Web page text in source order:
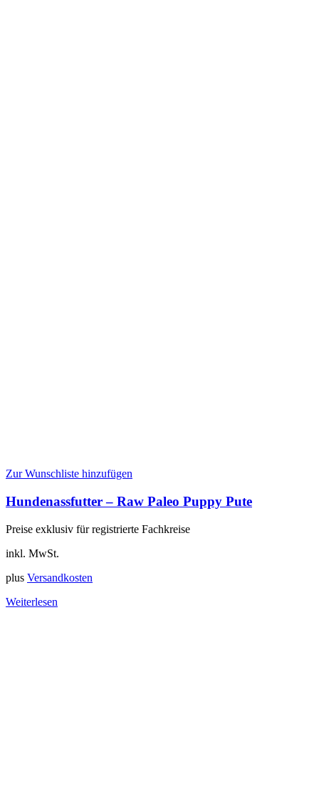
Zur Wunschliste hinzufügen
Hundenassfutter – Raw Paleo Puppy Pute
Preise exklusiv für registrierte Fachkreise
inkl. MwSt.
plus Versandkosten
Weiterlesen